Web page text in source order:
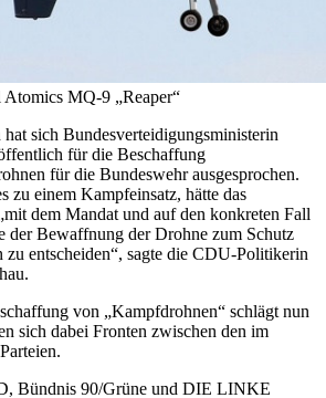
MQ-9 „Reaper“
sich Bundesverteidigungsministerin
für die Beschaffung
für die Bundeswehr ausgesprochen.
zu einem Kampfeinsatz, hätte das
dem Mandat und auf den konkreten Fall
der Bewaffnung der Drohne zum Schutz
zu entscheiden“, sagte die CDU-Politikerin
von „Kampfdrohnen“ schlägt nun
sich dabei Fronten zwischen den im
Bündnis 90/Grüne und DIE LINKE